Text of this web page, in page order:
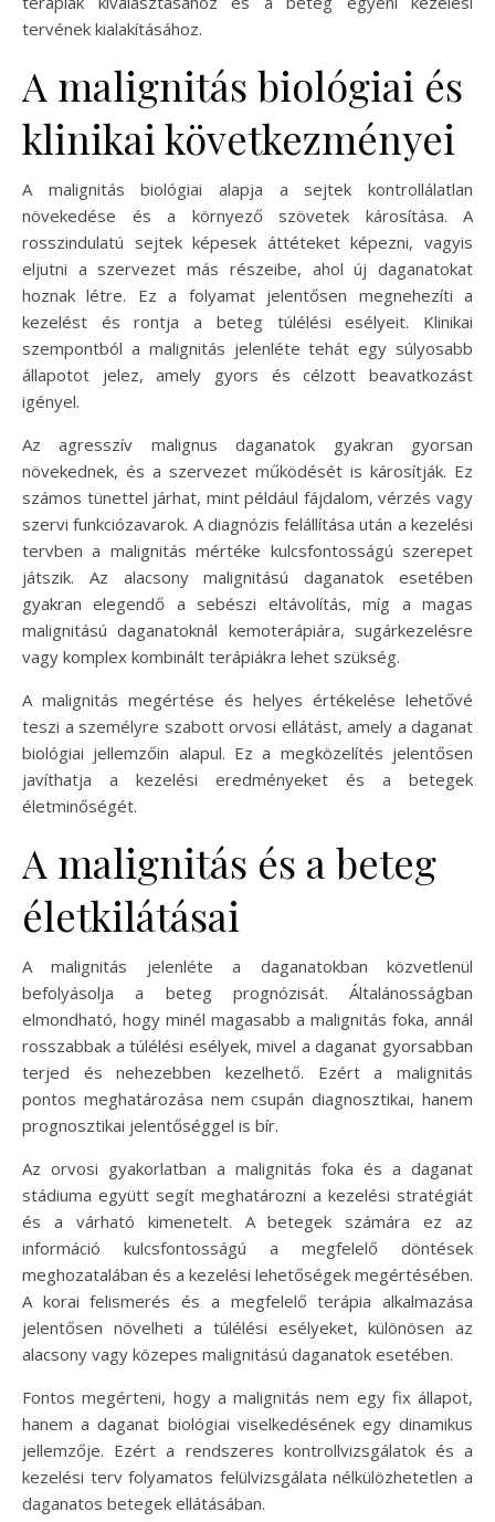
tervének kialakításához.
A malignitás biológiai és
klinikai következményei
A malignitás biológiai alapja a sejtek kontrollálatlan
növekedése és a környező szövetek károsítása. A
rosszindulatú sejtek képesek áttéteket képezni, vagyis
eljutni a szervezet más részeibe, ahol új daganatokat
hoznak létre. Ez a folyamat jelentősen megnehezíti a
kezelést és rontja a beteg túlélési esélyeit. Klinikai
szempontból a malignitás jelenléte tehát egy súlyosabb
állapotot jelez, amely gyors és célzott beavatkozást
igényel.
Az agresszív malignus daganatok gyakran gyorsan
növekednek, és a szervezet működését is károsítják. Ez
számos tünettel járhat, mint például fájdalom, vérzés vagy
szervi funkciózavarok. A diagnózis felállítása után a kezelési
tervben a malignitás mértéke kulcsfontosságú szerepet
játszik. Az alacsony malignitású daganatok esetében
gyakran elegendő a sebészi eltávolítás, míg a magas
malignitású daganatoknál kemoterápiára, sugárkezelésre
vagy komplex kombinált terápiákra lehet szükség.
A malignitás megértése és helyes értékelése lehetővé
teszi a személyre szabott orvosi ellátást, amely a daganat
biológiai jellemzőin alapul. Ez a megközelítés jelentősen
javíthatja a kezelési eredményeket és a betegek
életminőségét.
A malignitás és a beteg
életkilátásai
A malignitás jelenléte a daganatokban közvetlenül
befolyásolja a beteg prognózisát. Általánosságban
elmondható, hogy minél magasabb a malignitás foka, annál
rosszabbak a túlélési esélyek, mivel a daganat gyorsabban
terjed és nehezebben kezelhető. Ezért a malignitás
pontos meghatározása nem csupán diagnosztikai, hanem
prognosztikai jelentőséggel is bír.
Az orvosi gyakorlatban a malignitás foka és a daganat
stádiuma együtt segít meghatározni a kezelési stratégiát
és a várható kimenetelt. A betegek számára ez az
információ kulcsfontosságú a megfelelő döntések
meghozatalában és a kezelési lehetőségek megértésében.
A korai felismerés és a megfelelő terápia alkalmazása
jelentősen növelheti a túlélési esélyeket, különösen az
alacsony vagy közepes malignitású daganatok esetében.
Fontos megérteni, hogy a malignitás nem egy fix állapot,
hanem a daganat biológiai viselkedésének egy dinamikus
jellemzője. Ezért a rendszeres kontrollvizsgálatok és a
kezelési terv folyamatos felülvizsgálata nélkülözhetetlen a
daganatos betegek ellátásában.